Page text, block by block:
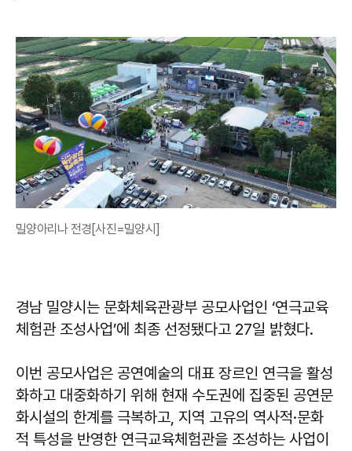
밀양아리나 전경[사진=밀양시]
경남 밀양시는 문화체육관광부 공모사업인 ‘연극교육
체험관 조성사업’에 최종 선정됐다고 27일 밝혔다.
이번 공모사업은 공연예술의 대표 장르인 연극을 활성
화하고 대중화하기 위해 현재 수도권에 집중된 공연문
화시설의 한계를 극복하고, 지역 고유의 역사적·문화
적 특성을 반영한 연극교육체험관을 조성하는 사업이